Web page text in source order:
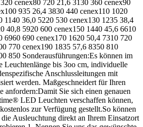
cenex80 720 21,6 3130 360 cenex90
935 26,4 3830 440 cenex110 1020
1140 36,0 5220 530 cenex130 1235 38,4
40,8 5920 600 cenex150 1440 45,6 6610
6960 690 cenex170 1620 50,4 7310 720
770 cenex190 1835 57,6 8350 810
850 Sonderausführungen:Es können im
Leuchtenlänge bis 3oo cm, individuelle
Anschlussleitungen mit
werden. Maßgeschneidert für Ihren
anfordern:Damit Sie sich einen genauen
LED Leuchten verschaffen können,
zur Verfügung gestellt.So können
Ausleuchtung direkt an Ihrem Einsatzort